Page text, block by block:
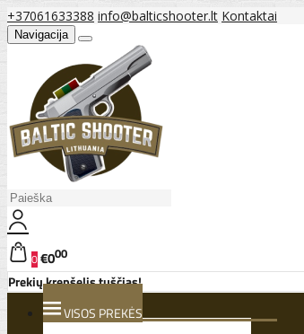
+37061633388 info@balticshooter.lt Kontaktai
Navigacija
0€000
Prekių krepšelis tuščias!
VISOS PREKĖS